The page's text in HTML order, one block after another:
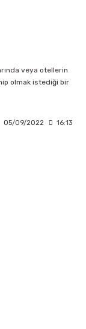
veya otellerin
olmak istediği bir
05/09/2022 16:13